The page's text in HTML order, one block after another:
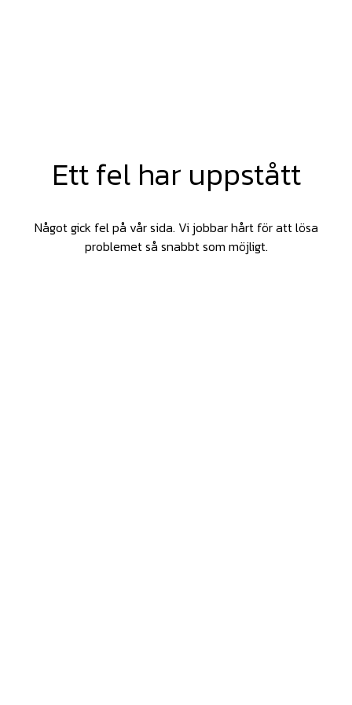
Ett fel har uppstått
Något gick fel på vår sida. Vi jobbar hårt för att lösa
problemet så snabbt som möjligt.